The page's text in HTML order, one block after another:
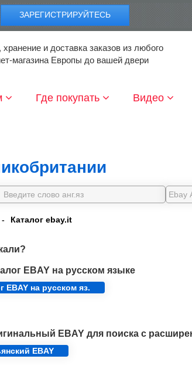
ЗАРЕГИСТРИРУЙТЕСЬ
и доставка заказов из любого
магазина Европы до вашей двери
Где покупать Видео
- Каталог ebay.it
EBAY на русском языке
EBAY на русском яз.
EBAY для поиска с
EBAY